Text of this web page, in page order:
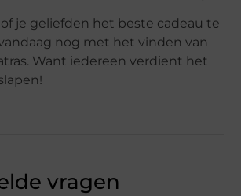
of je geliefden het beste cadeau te
nog met het vinden van
Want iedereen verdient het
vragen